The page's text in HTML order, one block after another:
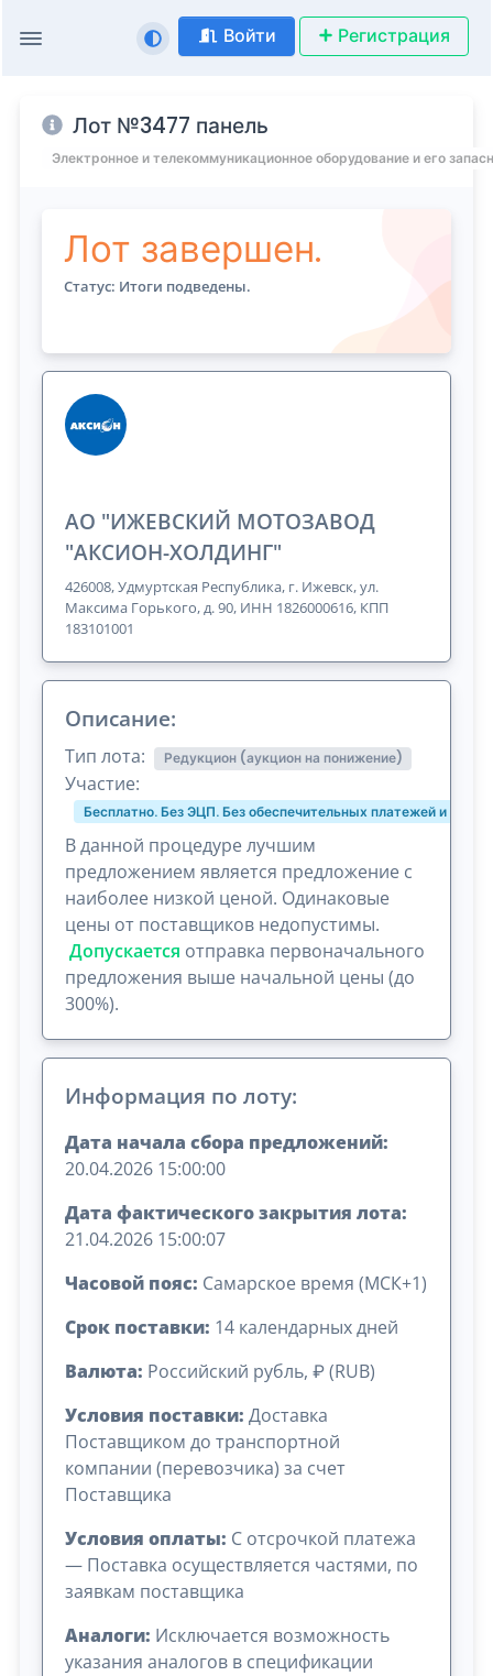
Войти Регистрация
Лот №3477 панель
Электронное и телекоммуникационное оборудование и его
Лот завершен.
Статус: Итоги подведены.
АО "ИЖЕВСКИЙ МОТОЗАВОД
"АКСИОН-ХОЛДИНГ"
426008, Удмуртская Республика, г. Ижевск, ул.
Максима Горького, д. 90, ИНН 1826000616, КПП
183101001
Описание:
Тип лота: Редукцион (аукцион на понижение)
Участие:
Бесплатно. Без ЭЦП. Без обеспечительных платежей и
В данной процедуре лучшим
предложением является предложение с
наиболее низкой ценой. Одинаковые
цены от поставщиков недопустимы.
Допускается отправка первоначального
предложения выше начальной цены (до
300%).
Информация по лоту:
Дата начала сбора предложений:
20.04.2026 15:00:00
Дата фактического закрытия лота:
21.04.2026 15:00:07
Часовой пояс: Самарское время (МСК+1)
Срок поставки: 14 календарных дней
Валюта: Российский рубль, ₽ (RUB)
Условия поставки: Доставка
Поставщиком до транспортной
компании (перевозчика) за счет
Поставщика
Условия оплаты: C отсрочкой платежа
— Поставка осуществляется частями, по
заявкам поставщика
Аналоги: Исключается возможность
указания аналогов в спецификации